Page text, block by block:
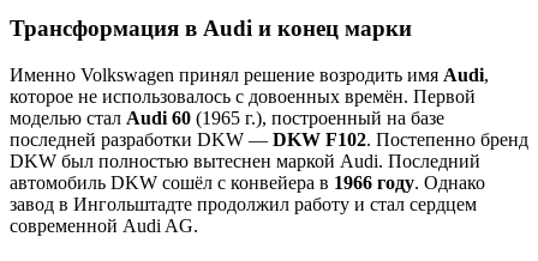
Трансформация в Audi и конец марки
Именно Volkswagen принял решение возродить имя Audi,
которое не использовалось с довоенных времён. Первой
моделью стал Audi 60 (1965 г.), построенный на базе
последней разработки DKW — DKW F102. Постепенно бренд
DKW был полностью вытеснен маркой Audi. Последний
автомобиль DKW сошёл с конвейера в 1966 году. Однако
завод в Ингольштадте продолжил работу и стал сердцем
современной Audi AG.